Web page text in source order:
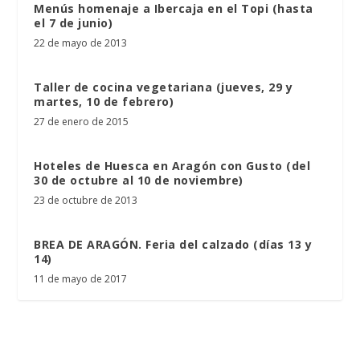
Menús homenaje a Ibercaja en el Topi (hasta
el 7 de junio)
22 de mayo de 2013
Taller de cocina vegetariana (jueves, 29 y
martes, 10 de febrero)
27 de enero de 2015
Hoteles de Huesca en Aragón con Gusto (del
30 de octubre al 10 de noviembre)
23 de octubre de 2013
BREA DE ARAGÓN. Feria del calzado (días 13 y
14)
11 de mayo de 2017